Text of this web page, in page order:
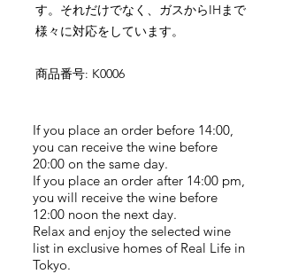
す。それだけでなく、ガスからIHまで
様々に対応をしています。
商品番号: K0006
If you place an order before 14:00,
you can receive the wine before
20:00 on the same day.
If you place an order after 14:00 pm,
you will receive the wine before
12:00 noon the next day.
Relax and enjoy the selected wine
list in exclusive homes of Real Life in
Tokyo.